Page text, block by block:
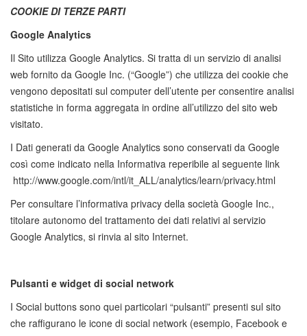
COOKIE DI TERZE PARTI
Google Analytics
Il Sito utilizza Google Analytics. Si tratta di un servizio di analisi
web fornito da Google Inc. (“Google”) che utilizza dei cookie che
vengono depositati sul computer dell’utente per consentire analisi
statistiche in forma aggregata in ordine all’utilizzo del sito web
visitato.
I Dati generati da Google Analytics sono conservati da Google
così come indicato nella Informativa reperibile al seguente link
http://www.google.com/intl/it_ALL/analytics/learn/privacy.html
Per consultare l’informativa privacy della società Google Inc.,
titolare autonomo del trattamento dei dati relativi al servizio
Google Analytics, si rinvia al sito Internet.
Pulsanti e widget di social network
I Social buttons sono quei particolari “pulsanti” presenti sul sito
che raffigurano le icone di social network (esempio, Facebook e